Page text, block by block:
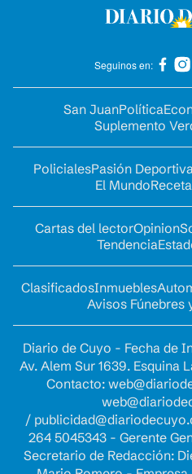
Seguinos en:
San JuanPolítica
Suplemento
PolicialesPasión
El Mundo
Cartas del lectorOpinion
Tendencia
ClasificadosInmuebles
Avisos Fúnebres
Diario de Cuyo - Fecha de
Av. Alem Sur 1639. Esquina
Contacto:
/
264 5045343 - Gerente
Secretario de Redacción: